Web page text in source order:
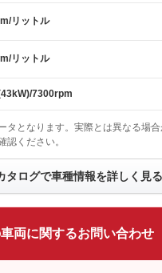
ト
：装備なし
フロントカメラ
：装備なし
：装備なし
ルーフレール
：装備なし
：装備なし
リットル
リットル
7300rpm
タとなります。実際とは異なる場
認ください。
タログで車種情報を詳しく見る
両に関するお問い合わせ